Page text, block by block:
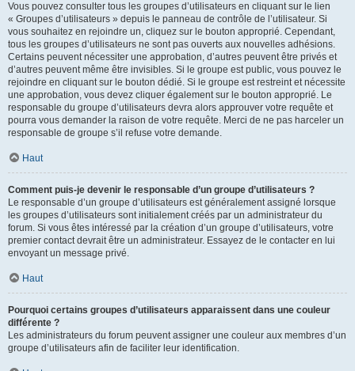
Vous pouvez consulter tous les groupes d’utilisateurs en cliquant sur le lien
« Groupes d’utilisateurs » depuis le panneau de contrôle de l’utilisateur. Si
vous souhaitez en rejoindre un, cliquez sur le bouton approprié. Cependant,
tous les groupes d’utilisateurs ne sont pas ouverts aux nouvelles adhésions.
Certains peuvent nécessiter une approbation, d’autres peuvent être privés et
d’autres peuvent même être invisibles. Si le groupe est public, vous pouvez le
rejoindre en cliquant sur le bouton dédié. Si le groupe est restreint et nécessite
une approbation, vous devez cliquer également sur le bouton approprié. Le
responsable du groupe d’utilisateurs devra alors approuver votre requête et
pourra vous demander la raison de votre requête. Merci de ne pas harceler un
responsable de groupe s’il refuse votre demande.
Haut
Comment puis-je devenir le responsable d’un groupe d’utilisateurs ?
Le responsable d’un groupe d’utilisateurs est généralement assigné lorsque
les groupes d’utilisateurs sont initialement créés par un administrateur du
forum. Si vous êtes intéressé par la création d’un groupe d’utilisateurs, votre
premier contact devrait être un administrateur. Essayez de le contacter en lui
envoyant un message privé.
Haut
Pourquoi certains groupes d’utilisateurs apparaissent dans une couleur
différente ?
Les administrateurs du forum peuvent assigner une couleur aux membres d’un
groupe d’utilisateurs afin de faciliter leur identification.